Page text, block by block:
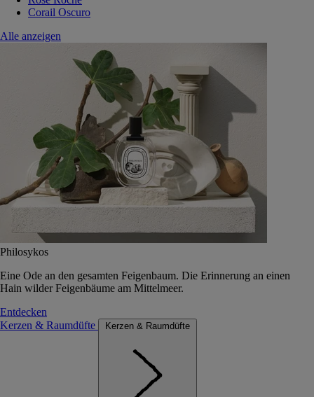
Corail Oscuro
Alle anzeigen
Philosykos
Eine Ode an den gesamten Feigenbaum. Die Erinnerung an einen
Hain wilder Feigenbäume am Mittelmeer.
Entdecken
Kerzen & Raumdüfte
Kerzen & Raumdüfte